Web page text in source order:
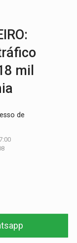
mil
de